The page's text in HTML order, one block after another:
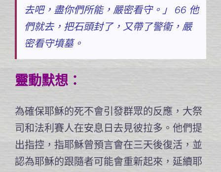
去吧，盡你們所能，嚴密看守。」 66 他
們就去，把石頭封了，又帶了警衞，嚴
密看守墳墓。
靈動默想：
為確保耶穌的死不會引發群眾的反應，大祭
司和法利賽人在安息日去見彼拉多。他們提
出指控，指耶穌曾預言會在三天後復活，並
認為耶穌的跟隨者可能會重新起來，延續耶